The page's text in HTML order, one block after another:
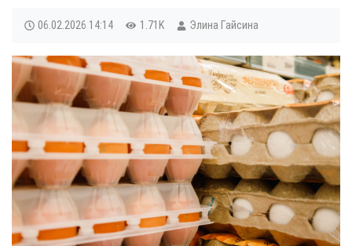
06.02.2026 14:14 1.71K Элина Гайсина